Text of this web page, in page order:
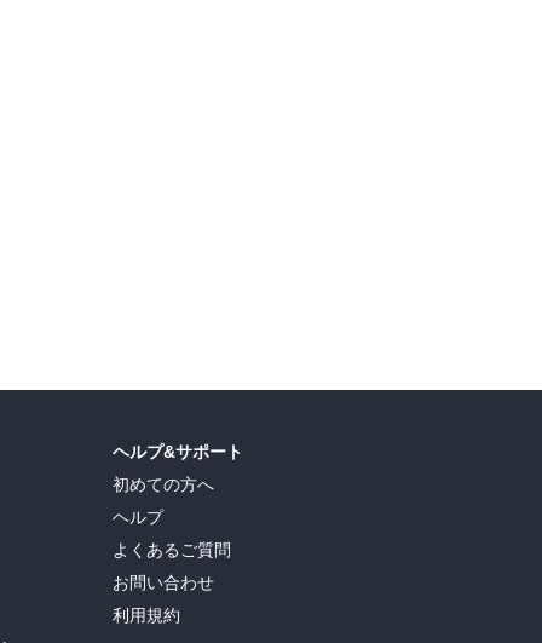
ヘルプ&サポート
初めての方へ
ヘルプ
よくあるご質問
お問い合わせ
利用規約